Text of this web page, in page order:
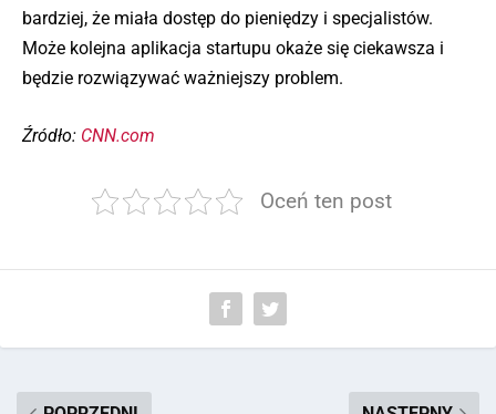
bardziej, że miała dostęp do pieniędzy i specjalistów.
Może kolejna aplikacja startupu okaże się ciekawsza i
będzie rozwiązywać ważniejszy problem.
Źródło: CNN.com
Oceń ten post